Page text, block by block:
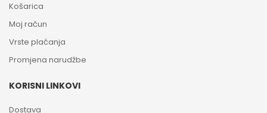
Košarica
Moj račun
Vrste plaćanja
Promjena narudžbe
KORISNI LINKOVI
Dostava